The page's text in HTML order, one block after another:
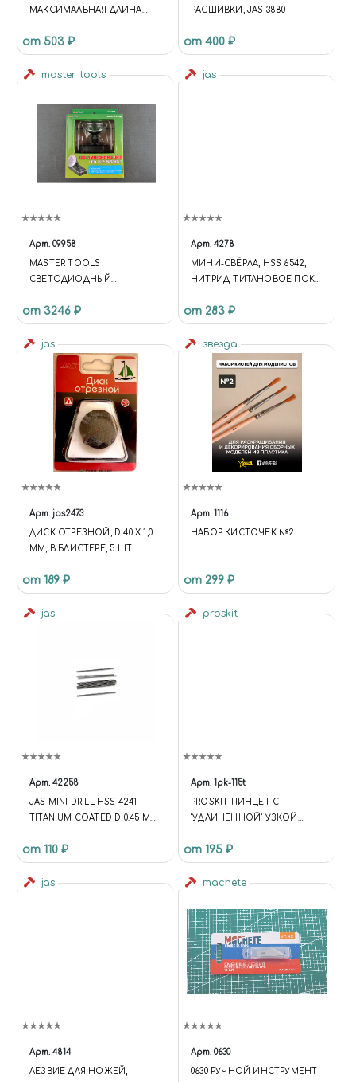
МАКСИМАЛЬНАЯ ДЛИНА
ММ
от 503 ₽
РАСШИВКИ, JAS 3880
от 400 ₽
master tools
Арт. 09958
MASTER TOOLS
СВЕТОДИОДНЫЙ
ТОЧЕЧНЫЙ СВЕТИЛЬНИК
от 3246 ₽
jas
Арт. 4278
МИНИ-СВЁРЛА, HSS 6542,
НИТРИД-ТИТАНОВОЕ ПОКР,
от 283 ₽
jas
Арт. jas2473
ДИСК ОТРЕЗНОЙ, D 40 Х 1,0
ММ, В БЛИСТЕРЕ, 5 ШТ.
от 189 ₽
звезда
Арт. 1116
НАБОР КИСТОЧЕК №2
от 299 ₽
jas
Арт. 42258
JAS MINI DRILL HSS 4241
TITANIUM COATED D 0.45 MM
от 110 ₽
proskit
Арт. 1pk-115t
PROSKIT ПИНЦЕТ С
"УДЛИНЕННОЙ" УЗКОЙ
ШИРИНА12ММ
от 195 ₽
jas
Арт. 4814
ЛЕЗВИЕ ДЛЯ НОЖЕЙ,
machete
Арт. 0630
0630 РУЧНОЙ ИНСТРУМЕНТ